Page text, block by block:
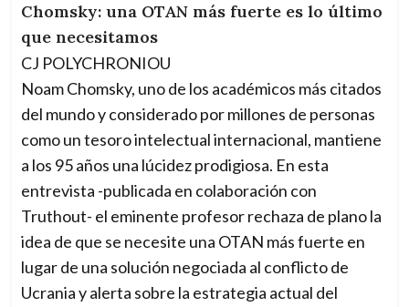
Chomsky: una OTAN más fuerte es lo último
que necesitamos
CJ POLYCHRONIOU
Noam Chomsky, uno de los académicos más citados
del mundo y considerado por millones de personas
como un tesoro intelectual internacional, mantiene
a los 95 años una lúcidez prodigiosa. En esta
entrevista -publicada en colaboración con
Truthout- el eminente profesor rechaza de plano la
idea de que se necesite una OTAN más fuerte en
lugar de una solución negociada al conflicto de
Ucrania y alerta sobre la estrategia actual del